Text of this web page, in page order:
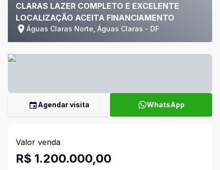
CLARAS LAZER COMPLETO E EXCELENTE
LOCALIZAÇÃO ACEITA FINANCIAMENTO
Águas Claras Norte, Águas Claras - DF
Agendar visita WhatsApp
Valor venda
R$ 1.200.000,00